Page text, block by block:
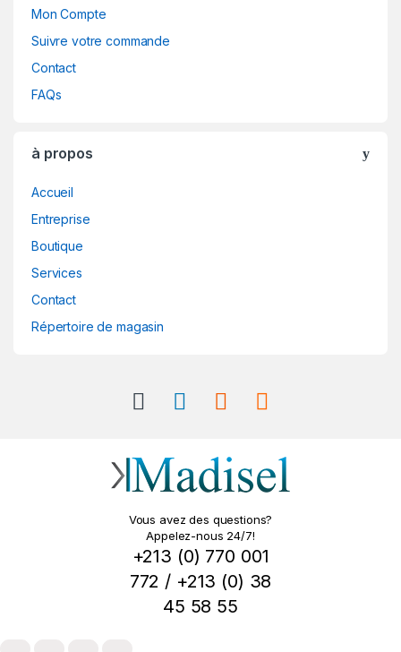
Mon Compte
Suivre votre commande
Contact
FAQs
à propos
Accueil
Entreprise
Boutique
Services
Contact
Répertoire de magasin
Vous avez des questions?
Appelez-nous 24/7!
+213 (0) 770 001
772 / +213 (0) 38
45 58 55